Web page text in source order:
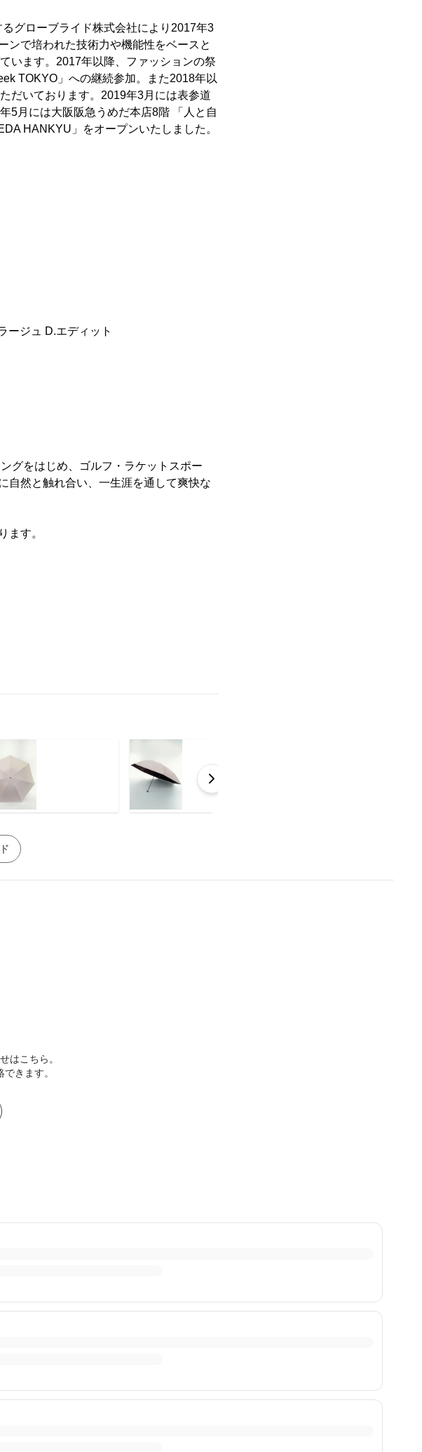
グローブライド株式会社により2017年3
ンで培われた技術力や機能性をベースと
います。2017年以降、ファッションの祭
TOKYO」への継続参加。また2018年以
だいております。2019年3月には表参道
5月には大阪阪急うめだ本店8階 「人と自
HANKYU」をオープンいたしました。
ージュ D.エディット
グをはじめ、ゴルフ・ラケットスポー
自然と触れ合い、一生涯を通して爽快な
ます。
はこちら。
きます。